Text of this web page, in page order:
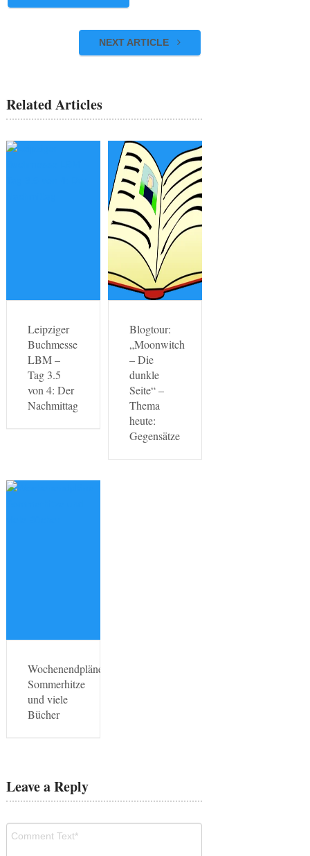
NEXT ARTICLE
Related Articles
Leipziger
Buchmesse
LBM –
Tag 3.5
von 4: Der
Nachmittag
Blogtour:
„Moonwitch
– Die
dunkle
Seite“ –
Thema
heute:
Gegensätze
Wochenendpläne:
Sommerhitze
und viele
Bücher
Leave a Reply